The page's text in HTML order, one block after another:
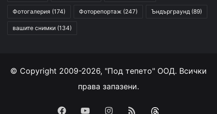
Фотогалерия (174) Фоторепортаж (247) Ъндърграунд (89)
вашите снимки (134)
© Copyright 2009-2026, "Под тепето" ООД. Всички
права запазени.
Facebook
YouTubeInstagram
RSS